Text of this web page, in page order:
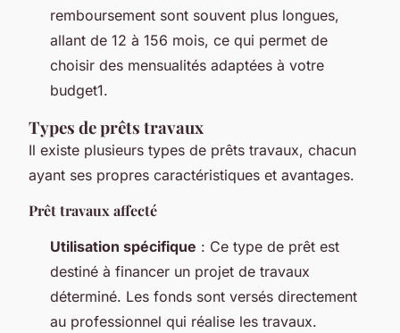
remboursement sont souvent plus longues,
allant de 12 à 156 mois, ce qui permet de
choisir des mensualités adaptées à votre
budget1.
Types de prêts travaux
Il existe plusieurs types de prêts travaux, chacun
ayant ses propres caractéristiques et avantages.
Prêt travaux affecté
Utilisation spécifique : Ce type de prêt est
destiné à financer un projet de travaux
déterminé. Les fonds sont versés directement
au professionnel qui réalise les travaux.